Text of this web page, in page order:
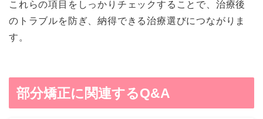
これらの項目をしっかりチェックすることで、治療後
のトラブルを防ぎ、納得できる治療選びにつながりま
す。
部分矯正に関連するQ&A